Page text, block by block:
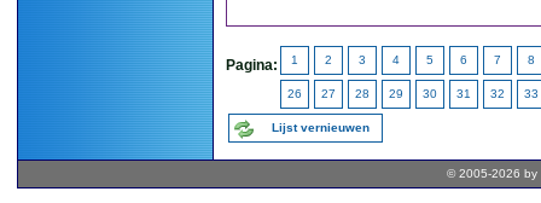
Pagina: 1 2 3 4 5 6 7 8
26 27 28 29 30 31 32 33
Lijst vernieuwen
© 2005-2026 by